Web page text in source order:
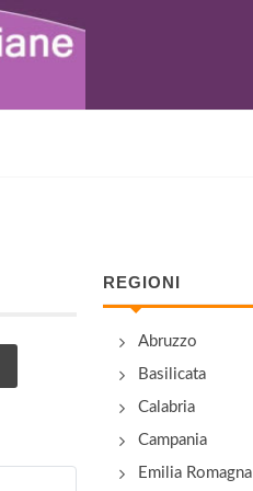
REGIONI
Abruzzo
Basilicata
Calabria
Campania
Emilia Romagna